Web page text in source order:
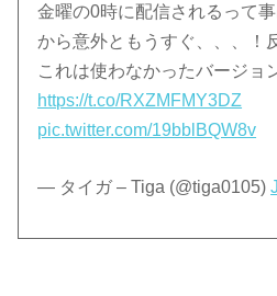
金曜の0時に配信されるって
から意外ともうすぐ、、、！
これは使わなかったバージョ
https://t.co/RXZMFMY3DZ
pic.twitter.com/19bblBQW8v
— タイガ – Tiga (@tiga0105)